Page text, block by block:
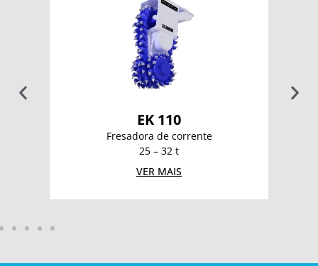
EK 110
Fresadora de corrente
25 – 32 t
VER MAIS